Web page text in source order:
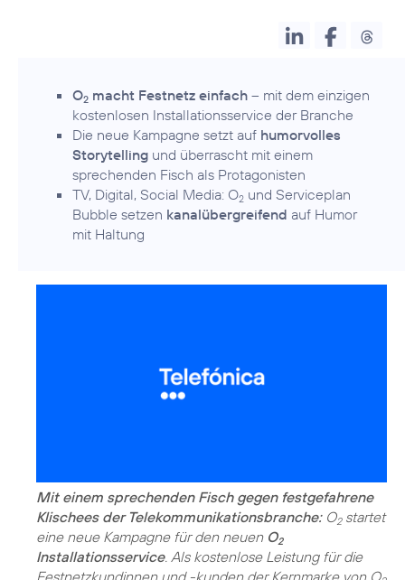
O2 macht Festnetz einfach – mit dem einzigen
kostenlosen Installationsservice der Branche
Die neue Kampagne setzt auf humorvolles
Storytelling und überrascht mit einem
sprechenden Fisch als Protagonisten
TV, Digital, Social Media: O2 und Serviceplan
Bubble setzen kanalübergreifend auf Humor
mit Haltung
Mit einem sprechenden Fisch gegen festgefahrene
Klischees der Telekommunikationsbranche:O2startet
eine neue Kampagne für den neuen O2
Installationsservice. Als kostenlose Leistung für die
Festnetzkundinnen und -kunden der Kernmarke von O